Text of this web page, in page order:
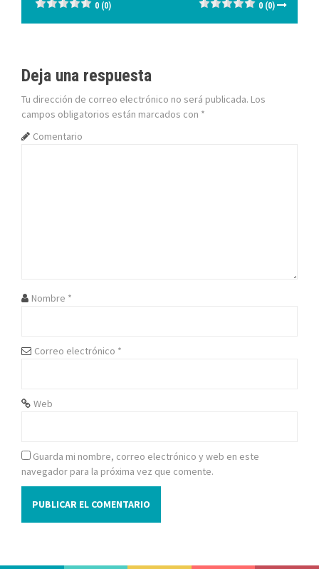
e
g
a
e
n
r
d
a
0 (0) 0 (0)
Deja una respuesta
Tu dirección de correo electrónico no será publicada. Los
campos obligatorios están marcados con *
Comentario
Nombre *
Correo electrónico *
Web
Guarda mi nombre, correo electrónico y web en este
navegador para la próxima vez que comente.